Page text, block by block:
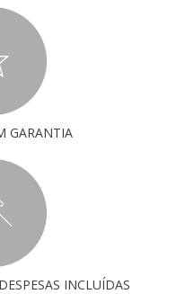
GARANTIA
INCLUÍDAS